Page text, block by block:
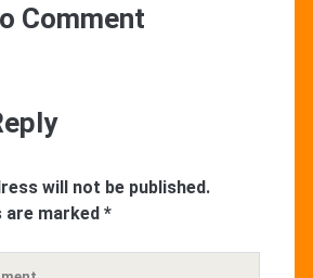
Comment
will not be published.
are marked *